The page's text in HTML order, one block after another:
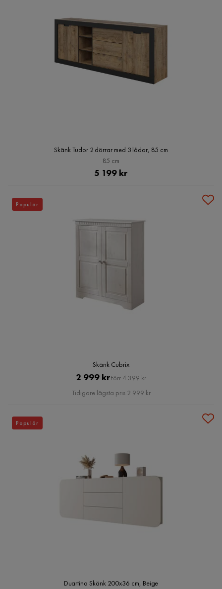
Skänk Tudor 2 dörrar med 3 lådor, 85 cm
85 cm
Pris
5 199 kr
Skänk Cubrix
Pris
2 999 krOriginal
Pris
Förr 4 399 kr
Tidigare lägsta pris 2 999 kr
Populär
Duartina Skänk 200x36 cm, Beige
Populär